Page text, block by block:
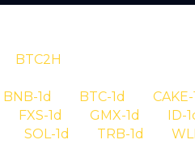
BTC2H
BNB-1d BTC-1d
CAKE-
FXS-1d GMX-1d ID-
SOL-1d TRB-1d